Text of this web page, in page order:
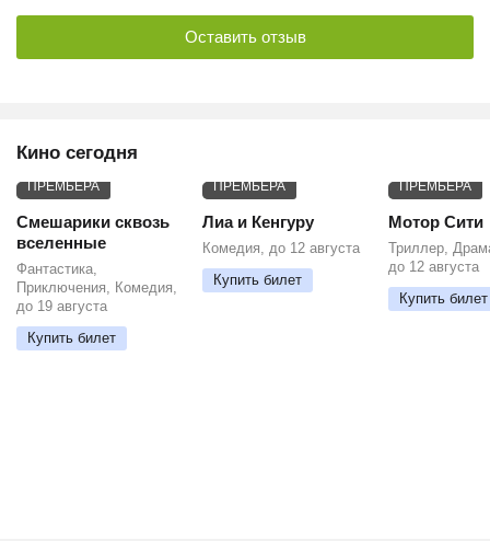
Оставить отзыв
Кино сегодня
ПРЕМЬЕРА
Смешарики сквозь
вселенные
Фантастика,
Приключения, Комедия,
до 19 августа
Купить билет
ПРЕМЬЕРА
Лиа и Кенгуру
Комедия, до 12 августа
Купить билет
ПРЕМЬЕРА
Мотор Сити
Триллер,
до 12 августа
Купить билет